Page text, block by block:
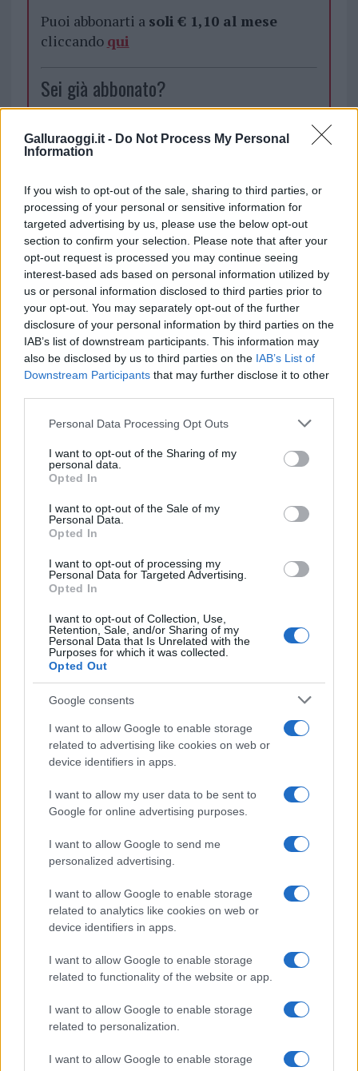
Galluraoggi.it - Do Not Process My Personal
Information
If you wish to opt-out of the sale, sharing to third parties, or
processing of your personal or sensitive information for
targeted advertising by us, please use the below opt-out
section to confirm your selection. Please note that after your
opt-out request is processed you may continue seeing
interest-based ads based on personal information utilized by
us or personal information disclosed to third parties prior to
your opt-out. You may separately opt-out of the further
disclosure of your personal information by third parties on the
IAB’s list of downstream participants. This information may
also be disclosed by us to third parties on the IAB’s List of
Downstream Participants that may further disclose it to other
Please note that this website/app uses one or more Google
not limited to your visit or usage behaviour. You may click to
grant or deny consent to Google and its third-party tags to
use your data for below specified purposes in below Google
consent section.
Personal Data Processing Opt Outs
I want to opt-out of the Sharing of my
personal data.
Opted In
I want to opt-out of the Sale of my
Personal Data.
Opted In
I want to opt-out of processing my
Personal Data for Targeted Advertising.
Opted In
I want to opt-out of Collection, Use,
Retention, Sale, and/or Sharing of my
Personal Data that Is Unrelated with the
Purposes for which it was collected.
Opted Out
Google consents
I want to allow Google to enable storage
related to advertising like cookies on web or
device identifiers in apps.
I want to allow my user data to be sent to
Google for online advertising purposes.
I want to allow Google to send me
personalized advertising.
I want to allow Google to enable storage
related to analytics like cookies on web or
device identifiers in apps.
I want to allow Google to enable storage
related to functionality of the website or app.
I want to allow Google to enable storage
related to personalization.
I want to allow Google to enable storage
Puoi abbonarti a soli € 1,10 al mese
cliccando qui
Sei già abbonato?
sezioneLogin dal menù del sito o
TEMI: Coronavirus Sardegna
Inviaci le tue segnalazioni,
i tuoi video e le tue foto
Su WhatsApp al numero +39
345 356 7512
Notizie in tempo reale?
Entra nel canale telegram di
daGoogle News
Condividi l'articolo
F
a
ce
b
o
T
w
it
te
Pi
n
te
re
W
at
s
A
p
S
a
re
Articolo precedente
Prossimo articolo
NOTIZIE RECENTI
Le previsioni meteo per il weekend a Olbia e in
Gallura
Michelle Hunziker in Gallura, bella anche dal
vivo: un amico vip svela come fa
Calangianus, dopo le polemiche il centro
accoglienza minori chiude